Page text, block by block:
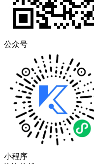
公众号
小程序